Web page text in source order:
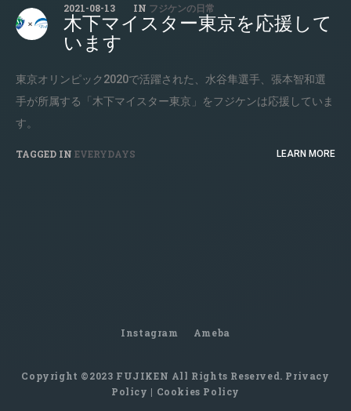
2021-08-13 IN フジケンの日常
木下マイスター東京を応援して
います
東京オリンピック2020で活躍された、水谷隼選手、張本智和選
手が所属する「木下マイスター東京」をフジケンは応援していま
す。
TAGGED IN EVERYDAYS LEARN MORE
Instagram Ameba
Copyright ©2023 FUJIKEN All Rights Reserved. Privacy
Policy | Cookies Policy